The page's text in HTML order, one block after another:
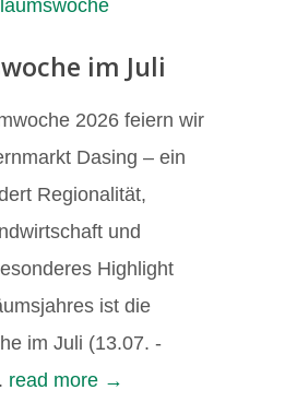
im Juli
2026 feiern wir
Dasing – ein
Regionalität,
und
Highlight
ist die
im Juli (13.07. -
read more →